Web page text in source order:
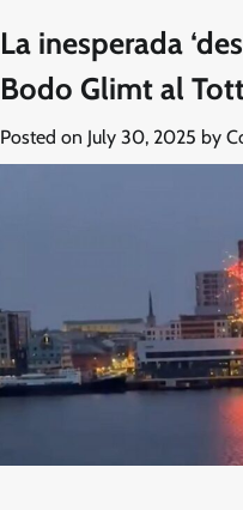
La inesperada
Bodo Glimt al
Posted on July 30, 2025 by